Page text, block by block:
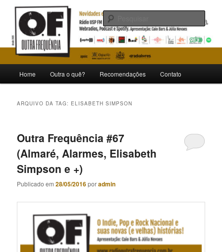
Pular
conteúdo
principal
Pular
conteúdo
secundárioOutra Frequência
Novidades e curiosidades de bandas e artistas nacionais
principal
Home Outra o quê? Recomendações Contato
ARQUIVO DA TAG: ELISABETH SIMPSON
Outra Frequência #67
(Almaré, Alarmes, Elisabeth
Simpson e +)
Publicado em28/05/2016poradmin